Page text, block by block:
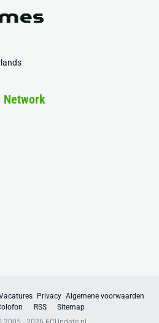
Network
Privacy Algemene voorwaarden
RSS
Sitemap